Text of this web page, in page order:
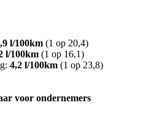
l/100km (1 op 20,4)
l/100km (1 op 16,1)
4,2 l/100km (1 op 23,8)
voor ondernemers